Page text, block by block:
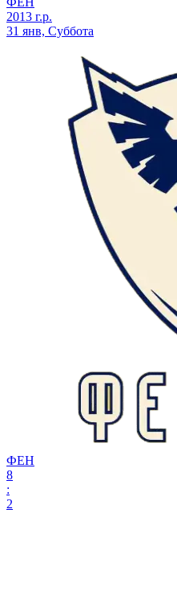
2013 г.р.
31 янв, Суббота
ФЕН
8
:
2